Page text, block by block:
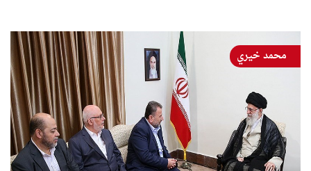
محمد خيري